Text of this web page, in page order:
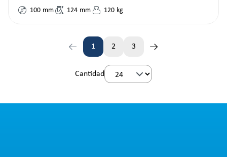
100 mm 124 mm 120 kg
Página
1 2
Página
3
Cantidad